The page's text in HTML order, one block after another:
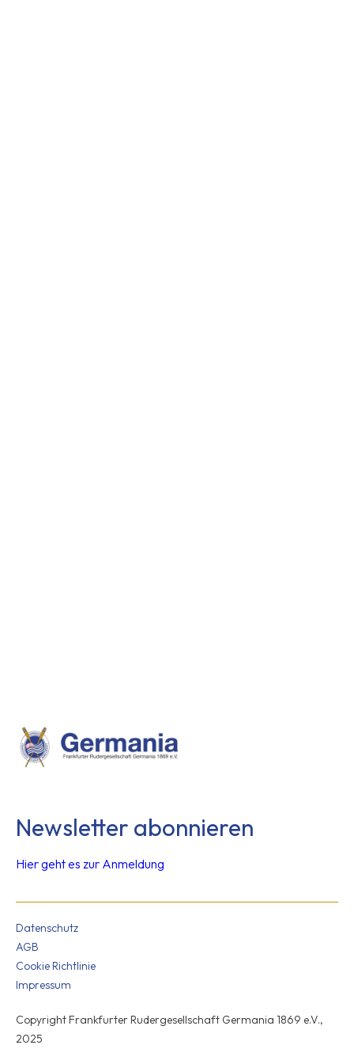
Newsletter abonnieren
Hier geht es zur Anmeldung
Datenschutz
AGB
Cookie Richtlinie
Impressum
Copyright Frankfurter Rudergesellschaft Germania 1869 e.V.,
2025